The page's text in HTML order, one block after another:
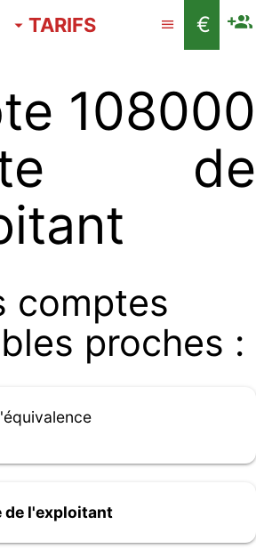
TARIFS €
108000
de
comptes
proches :
de l'exploitant